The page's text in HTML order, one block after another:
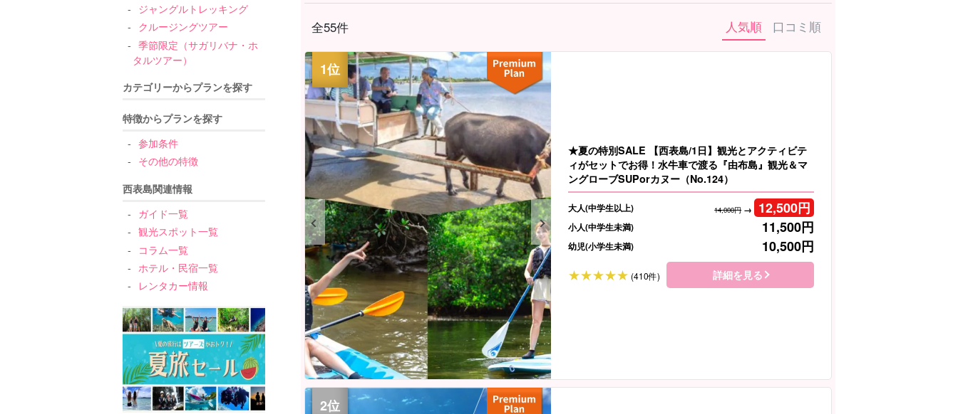
ジャングルトレッキング
クルージングツアー
季節限定（サガリバナ・ホ
タルツアー）
カテゴリーからプランを探す
特徴からプランを探す
参加条件
その他の特徴
西表島関連情報
ガイド一覧
観光スポット一覧
コラム一覧
ホテル・民宿一覧
レンタカー情報
全55件 人気順 口コミ順
★夏の特別SALE 【西表島/1日】観光とアクティビテ
ィがセットでお得！水牛車で渡る『由布島』観光＆マ
ングローブSUPorカヌー（No.124）
大人(中学生以上) 14,000円→ 12,500円
小人(中学生未満) 11,500円
幼児(小学生未満) 10,500円
(410件) 詳細を見る